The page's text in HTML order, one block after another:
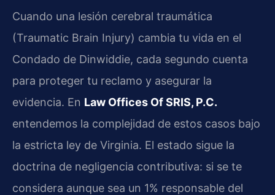
Cuando una lesión cerebral traumática
(Traumatic Brain Injury) cambia tu vida en el
Condado de Dinwiddie, cada segundo cuenta
para proteger tu reclamo y asegurar la
evidencia. En Law Offices Of SRIS, P.C.
entendemos la complejidad de estos casos bajo
la estricta ley de Virginia. El estado sigue la
doctrina de negligencia contributiva: si se te
considera aunque sea un 1% responsable del